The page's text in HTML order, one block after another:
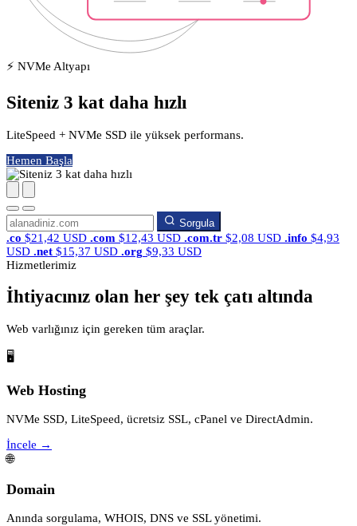
⚡ NVMe Altyapı
Siteniz 3 kat daha hızlı
LiteSpeed + NVMe SSD ile yüksek performans.
Hemen Başla
Sorgula
.co $21,42 USD .com $12,43 USD .com.tr $2,08 USD .info $4,93
USD .net $15,37 USD .org $9,33 USD
Hizmetlerimiz
İhtiyacınız olan her şey tek çatı altında
Web varlığınız için gereken tüm araçlar.
🖥️
Web Hosting
NVMe SSD, LiteSpeed, ücretsiz SSL, cPanel ve DirectAdmin.
İncele →
🌐
Domain
Anında sorgulama, WHOIS, DNS ve SSL yönetimi.